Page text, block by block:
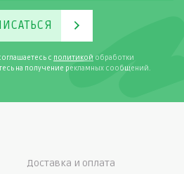
с политикой обработки
на получение рекламных сообщений.
Доставка и оплата